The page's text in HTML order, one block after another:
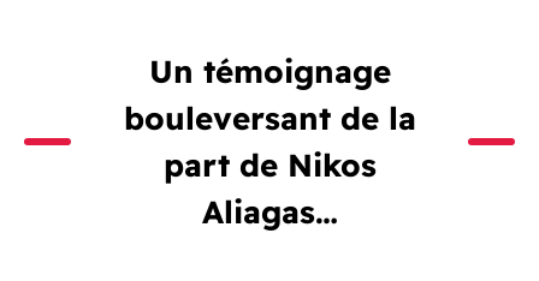
Un témoignage
bouleversant de la
part de Nikos
Aliagas…